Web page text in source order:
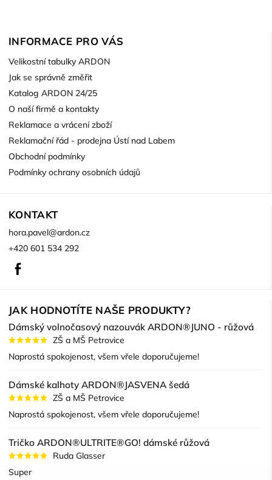
INFORMACE PRO VÁS
Velikostní tabulky ARDON
Jak se správně změřit
Katalog ARDON 24/25
O naší firmě a kontakty
Reklamace a vrácení zboží
Reklamační řád - prodejna Ústí nad Labem
Obchodní podmínky
Podmínky ochrany osobních údajů
KONTAKT
hora.pavel@ardon.cz
+420 601 534 292
JAK HODNOTÍTE NAŠE PRODUKTY?
Dámský volnočasový nazouvák ARDON®JUNO - růžová
ZŠ a MŠ Petrovice
Naprostá spokojenost, všem vřele doporučujeme!
Dámské kalhoty ARDON®JASVENA šedá
ZŠ a MŠ Petrovice
Naprostá spokojenost, všem vřele doporučujeme!
Tričko ARDON®ULTRITE®GO! dámské růžová
Ruda Glasser
Super